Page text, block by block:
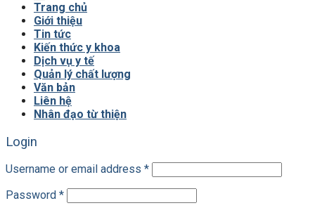
Trang chủ
Giới thiệu
Tin tức
Kiến thức y khoa
Dịch vụ y tế
Quản lý chất lượng
Văn bản
Liên hệ
Nhân đạo từ thiện
Login
Username or email address *
Password *